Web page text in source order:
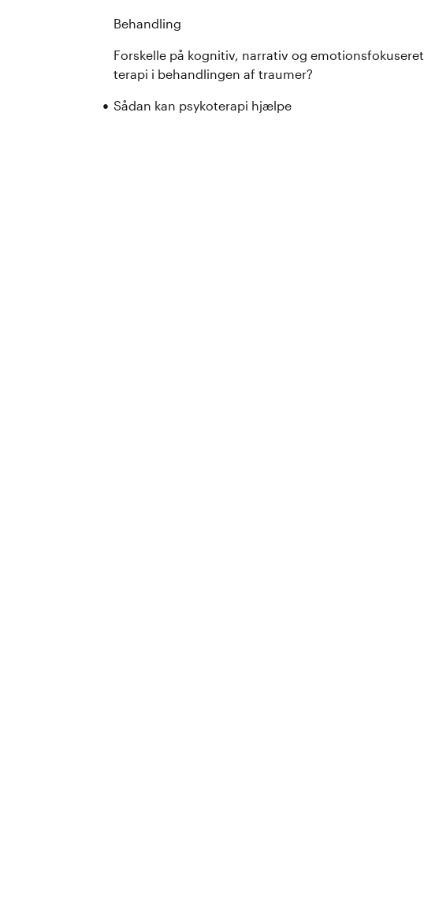
Behandling
Forskelle på kognitiv, narrativ og emotionsfokuseret
terapi i behandlingen af traumer?
Sådan kan psykoterapi hjælpe